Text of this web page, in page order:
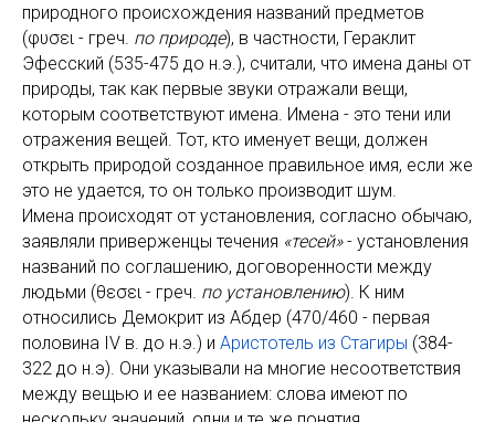
природного происхождения названий предметов
(φυσει - греч. по природе), в частности, Гераклит
Эфесский (535-475 до н.э.), считали, что имена даны от
природы, так как первые звуки отражали вещи,
которым соответствуют имена. Имена - это тени или
отражения вещей. Тот, кто именует вещи, должен
открыть природой созданное правильное имя, если же
это не удается, то он только производит шум.
Имена происходят от установления, согласно обычаю,
заявляли приверженцы течения «тесей»- установления
названий по соглашению, договоренности между
людьми (θεσει - греч. по установлению). К ним
относились Демокрит из Абдер (470/460 - первая
половина IV в. до н.э.) и Аристотель из Стагиры (384-
322 до н.э). Они указывали на многие несоответствия
между вещью и ее названием: слова имеют по